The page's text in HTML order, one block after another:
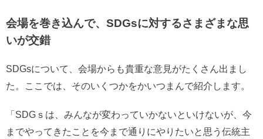
会場を巻き込んで、SDGsに対するさまざまな思
いが交錯
SDGsについて、会場からも貴重な意見がたくさん出まし
た。ここでは、そのいくつかをかいつまんで紹介します。
「SDGｓは、みんなが変わっていかないといけないが、今
までやってきたことを今まで通りにやりたいと思う伝統主